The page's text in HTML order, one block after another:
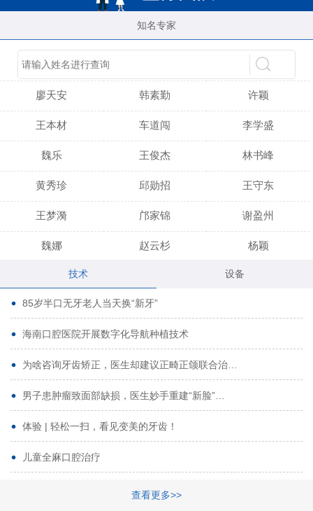
知名专家
陈育玲 吴晓桃
廖天安 韩素勤 许颖
王本材 车道闯 李学盛
魏乐 王俊杰 林书峰
黄秀珍 邱勋招 王守东
王梦漪 邝家锦 谢盈州
魏娜 赵云杉 杨颖
黄启龙
代艳虹 林芳诚
曹香林 姜炳华
姚宗将 梁春晓
林夏羽 颜晶
路娜 商晔
周碧玲
技术 设备
85岁半口无牙老人当天换“新牙”
海南口腔医院开展数字化导航种植技术
为啥咨询牙齿矫正，医生却建议正畸正颌联合治…
男子患肿瘤致面部缺损，医生妙手重建“新脸”…
体验 | 轻松一扫，看见变美的牙齿！
儿童全麻口腔治疗
查看更多>>